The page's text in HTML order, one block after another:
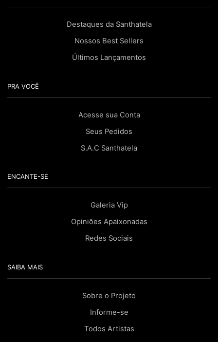
Destaques da Santhatela
Nossos Best Sellers
Últimos Lançamentos
PRA VOCÊ
Acesse sua Conta
Seus Pedidos
S.A.C Santhatela
ENCANTE-SE
Galeria Vip
Opiniões Apaixonadas
Redes Sociais
SAIBA MAIS
Sobre o Projeto
Informe-se
Todos Artistas